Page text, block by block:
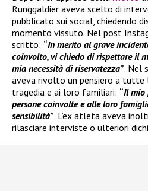
Runggaldier aveva scelto di
pubblicato sui social, chiedendo
momento vissuto. Nel post
scritto: “In merito al grave
coinvolto, vi chiedo di rispettare il
mia necessità di riservatezza”. Nel
aveva rivolto un pensiero a
tragedia e ai loro familiari: “Il mio
persone coinvolte e alle loro
sensibilità”. L’ex atleta aveva
rilasciare interviste o ulteriori